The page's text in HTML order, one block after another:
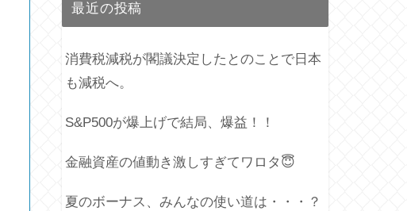
最近の投稿
消費税減税が閣議決定したとのことで日本
も減税へ。
S&P500が爆上げで結局、爆益！！
金融資産の値動き激しすぎてワロタ😇
夏のボーナス、みんなの使い道は・・・？